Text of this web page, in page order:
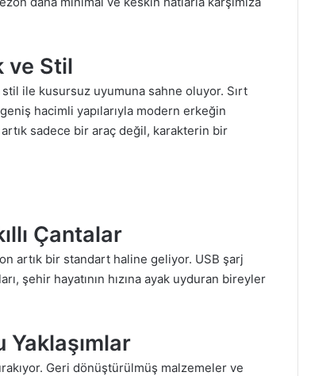
ve Stil
stil ile kusursuz uyumuna sahne oluyor. Sırt
hacimli yapılarıyla modern erkeğin
sadece bir araç değil, karakterin bir
Çantalar
artık bir standart haline geliyor. USB şarj
şehir hayatının hızına ayak uyduran bireyler
Geri dönüştürülmüş malzemeler ve